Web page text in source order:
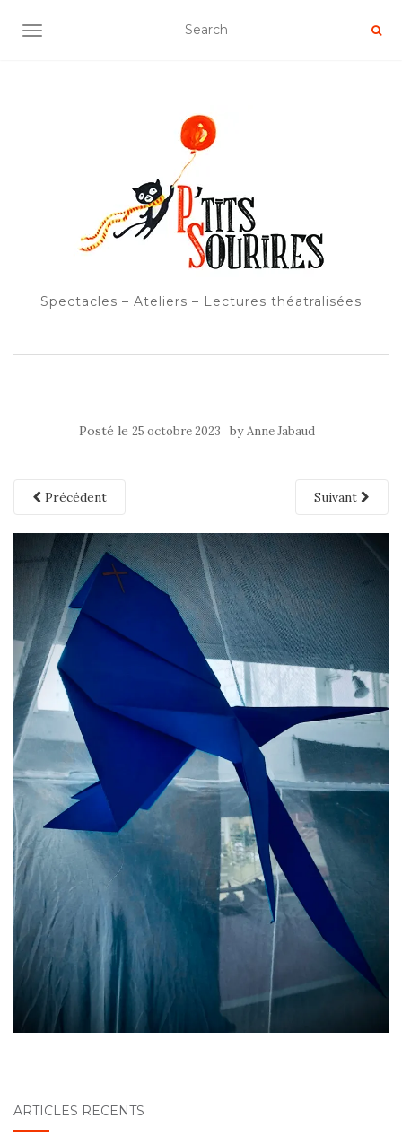
OUVRIR/FERMER LA NAVIGATION
Spectacles – Ateliers – Lectures théatralisées
Posté le 25 octobre 2023 byAnne Jabaud
Précédent Suivant
ARTICLES RÉCENTS